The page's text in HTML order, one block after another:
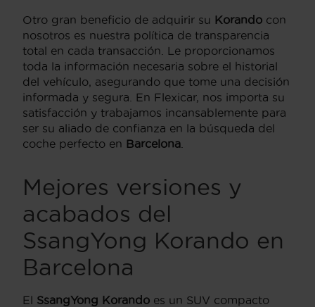
Otro gran beneficio de adquirir su Korando con
nosotros es nuestra política de transparencia
total en cada transacción. Le proporcionamos
toda la información necesaria sobre el historial
del vehículo, asegurando que tome una decisión
informada y segura. En Flexicar, nos importa su
satisfacción y trabajamos incansablemente para
ser su aliado de confianza en la búsqueda del
coche perfecto en Barcelona
Mejores versiones y
acabados del
SsangYong Korando en
Barcelona
El SsangYong Korando es un SUV compacto